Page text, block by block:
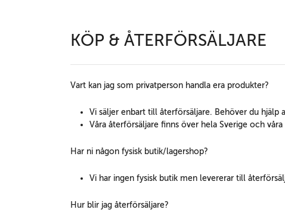
KÖP & ÅTERFÖRSÄLJARE
Vart kan jag som privatperson handla era produkter?
Vi säljer enbart till återförsäljare. Behöver du
Våra återförsäljare finns över hela Sverige och
Har ni någon fysisk butik/lagershop?
Vi har ingen fysisk butik men levererar till
Hur blir jag återförsäljare?